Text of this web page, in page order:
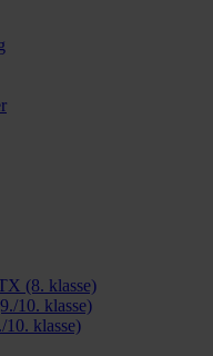
(8. klasse)
10. klasse)
klasse)